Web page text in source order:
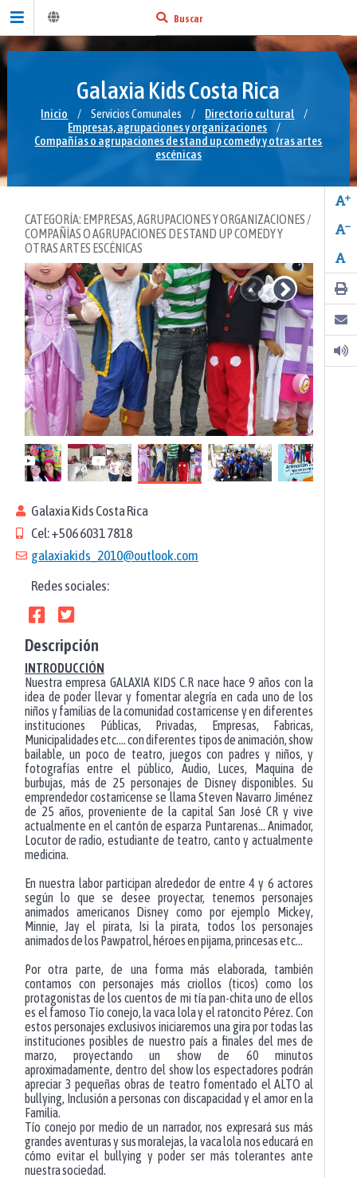
Galaxia Kids Costa Rica
Inicio / Servicios Comunales / Directorio cultural
/
Empresas, agrupaciones y organizaciones
/
Compañías o agrupaciones de stand up comedy y otras artes
escénicas
CATEGORÍA: EMPRESAS, AGRUPACIONES Y ORGANIZACIONES /
COMPAÑÍAS O AGRUPACIONES DE STAND UP COMEDY Y
OTRAS ARTES ESCÉNICAS
Galaxia Kids Costa Rica
Cel: +506 6031 7818
galaxiakids_2010@outlook.com
Redes sociales:
Descripción
INTRODUCCIÓN
Nuestra empresa GALAXIA KIDS C.R nace hace 9 años con la
idea de poder llevar y fomentar alegría en cada uno de los
niños y familias de la comunidad costarricense y en diferentes
instituciones Públicas, Privadas, Empresas, Fabricas,
Municipalidades etc.… con diferentes tipos de animación, show
bailable, un poco de teatro, juegos con padres y niños, y
fotografías entre el público, Audio, Luces, Maquina de
burbujas, más de 25 personajes de Disney disponibles. Su
emprendedor costarricense se llama Steven Navarro Jiménez
de 25 años, proveniente de la capital San José CR y vive
actualmente en el cantón de esparza Puntarenas… Animador,
Locutor de radio, estudiante de teatro, canto y actualmente
medicina.
En nuestra labor participan alrededor de entre 4 y 6 actores
según lo que se desee proyectar, tenemos personajes
animados americanos Disney como por ejemplo Mickey,
Minnie, Jay el pirata, Isi la pirata, todos los personajes
animados de los Pawpatrol, héroes en pijama, princesas etc…
Por otra parte, de una forma más elaborada, también
contamos con personajes más criollos (ticos) como los
protagonistas de los cuentos de mi tía pan-chita uno de ellos
es el famoso Tío conejo, la vaca lola y el ratoncito Pérez. Con
estos personajes exclusivos iniciaremos una gira por todas las
instituciones posibles de nuestro país a finales del mes de
marzo, proyectando un show de 60 minutos
aproximadamente, dentro del show los espectadores podrán
apreciar 3 pequeñas obras de teatro fomentado el ALTO al
bullying, Inclusión a personas con discapacidad y el amor en la
Familia.
Tío conejo por medio de un narrador, nos expresará sus más
grandes aventuras y sus moralejas, la vaca lola nos educará en
cómo evitar el bullying y poder ser más tolerantes ante
nuestra sociedad.